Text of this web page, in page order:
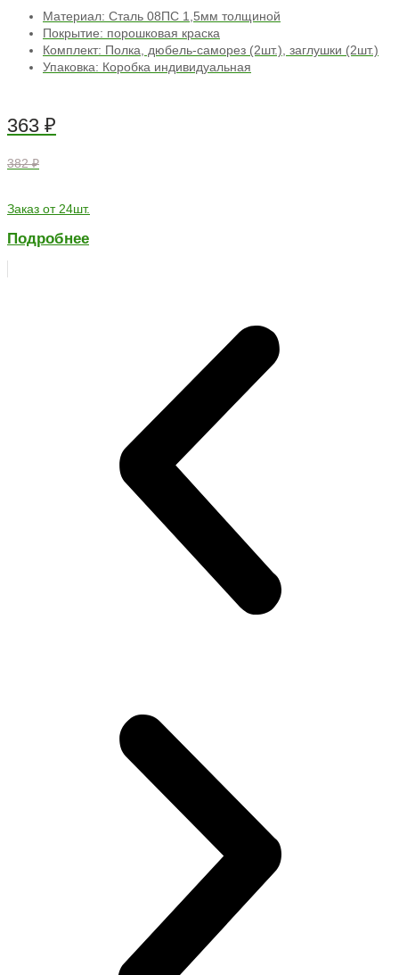
Материал: Сталь 08ПС 1,5мм толщиной
Покрытие: порошковая краска
Комплект: Полка, дюбель-саморез (2шт.), заглушки (2шт.)
Упаковка: Коробка индивидуальная
363 ₽
382 ₽
Заказ от 24шт.
Подробнее